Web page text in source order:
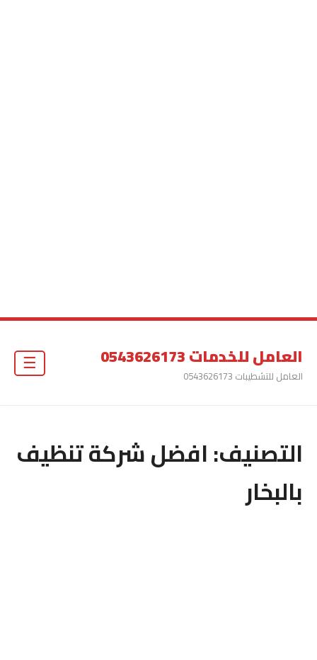
العامل للخدمات 0543626173
العامل للتشطيبات 0543626173
التصنيف:افضل شركة تنظيف
بالبخار